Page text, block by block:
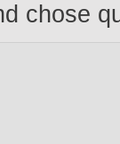
chose